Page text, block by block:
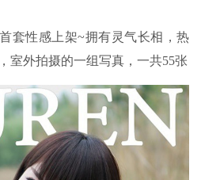
套性感上架~拥有灵气长相，热
室外拍摄的一组写真，一共55张